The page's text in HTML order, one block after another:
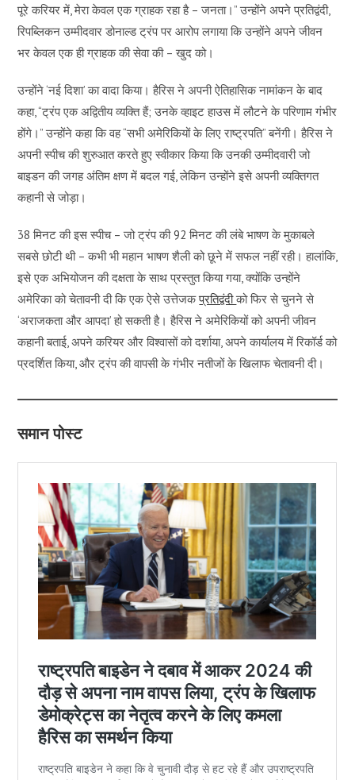
पूरे करियर में, मेरा केवल एक ग्राहक रहा है – जनता।” उन्होंने अपने प्रतिद्वंदी,
रिपब्लिकन उम्मीदवार डोनाल्ड ट्रंप पर आरोप लगाया कि उन्होंने अपने जीवन
भर केवल एक ही ग्राहक की सेवा की – खुद को।
उन्होंने ‘नई दिशा’ का वादा किया। हैरिस ने अपनी ऐतिहासिक नामांकन के बाद
कहा, “ट्रंप एक अद्वितीय व्यक्ति हैं; उनके व्हाइट हाउस में लौटने के परिणाम गंभीर
होंगे।” उन्होंने कहा कि वह “सभी अमेरिकियों के लिए राष्ट्रपति” बनेंगी। हैरिस ने
अपनी स्पीच की शुरुआत करते हुए स्वीकार किया कि उनकी उम्मीदवारी जो
बाइडन की जगह अंतिम क्षण में बदल गई, लेकिन उन्होंने इसे अपनी व्यक्तिगत
कहानी से जोड़ा।
38 मिनट की इस स्पीच – जो ट्रंप की 92 मिनट की लंबे भाषण के मुकाबले
सबसे छोटी थी – कभी भी महान भाषण शैली को छूने में सफल नहीं रही। हालांकि,
इसे एक अभियोजन की दक्षता के साथ प्रस्तुत किया गया, क्योंकि उन्होंने
अमेरिका को चेतावनी दी कि एक ऐसे उत्तेजकप्रतिद्वंदीको फिर से चुनने से
‘अराजकता और आपदा’ हो सकती है। हैरिस ने अमेरिकियों को अपनी जीवन
कहानी बताई, अपने करियर और विश्वासों को दर्शाया, अपने कार्यालय में रिकॉर्ड को
प्रदर्शित किया, और ट्रंप की वापसी के गंभीर नतीजों के खिलाफ चेतावनी दी।
समान पोस्ट